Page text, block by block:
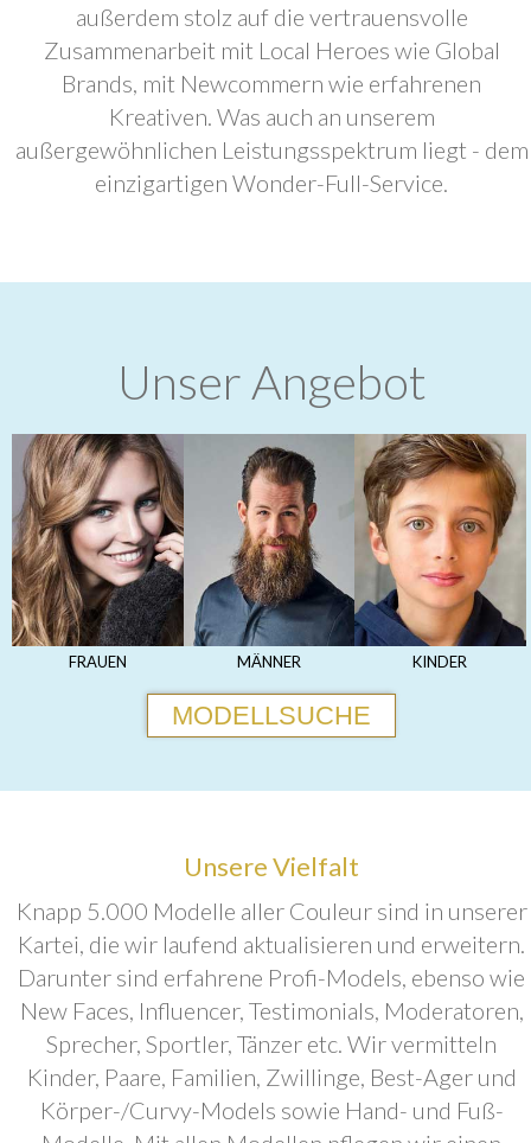
außerdem stolz auf die vertrauensvolle
Zusammenarbeit mit Local Heroes wie Global
Brands, mit Newcommern wie erfahrenen
Kreativen. Was auch an unserem
außergewöhnlichen Leistungsspektrum liegt - dem
einzigartigen Wonder-Full-Service.
Unser Angebot
FRAUEN MÄNNER KINDER
MODELLSUCHE
Unsere Vielfalt
Knapp 5.000 Modelle aller Couleur sind in unserer
Kartei, die wir laufend aktualisieren und erweitern.
Darunter sind erfahrene Profi-Models, ebenso wie
New Faces, Influencer, Testimonials, Moderatoren,
Sprecher, Sportler, Tänzer etc. Wir vermitteln
Kinder, Paare, Familien, Zwillinge, Best-Ager und
Körper-/Curvy-Models sowie Hand- und Fuß-